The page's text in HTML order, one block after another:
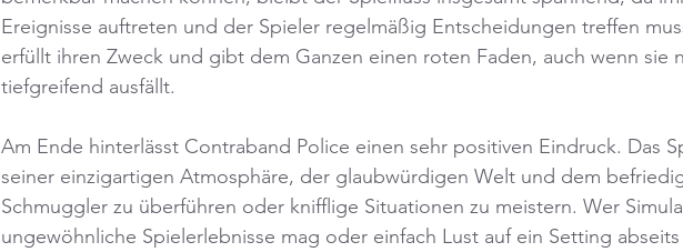
Ereignisse auftreten und der Spieler regelmäßig Entscheidungen treffen
erfüllt ihren Zweck und gibt dem Ganzen einen roten Faden, auch wenn sie
tiefgreifend ausfällt.
Am Ende hinterlässt Contraband Police einen sehr positiven Eindruck. Das
seiner einzigartigen Atmosphäre, der glaubwürdigen Welt und dem
Schmuggler zu überführen oder knifflige Situationen zu meistern. Wer
ungewöhnliche Spielerlebnisse mag oder einfach Lust auf ein Setting